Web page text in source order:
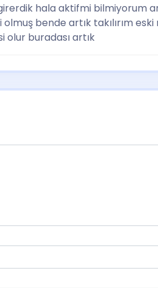
hala aktifmi bilmiyorum
bende artık takılırım
olur buradası artık